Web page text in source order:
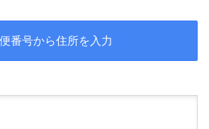
番号から住所を入力